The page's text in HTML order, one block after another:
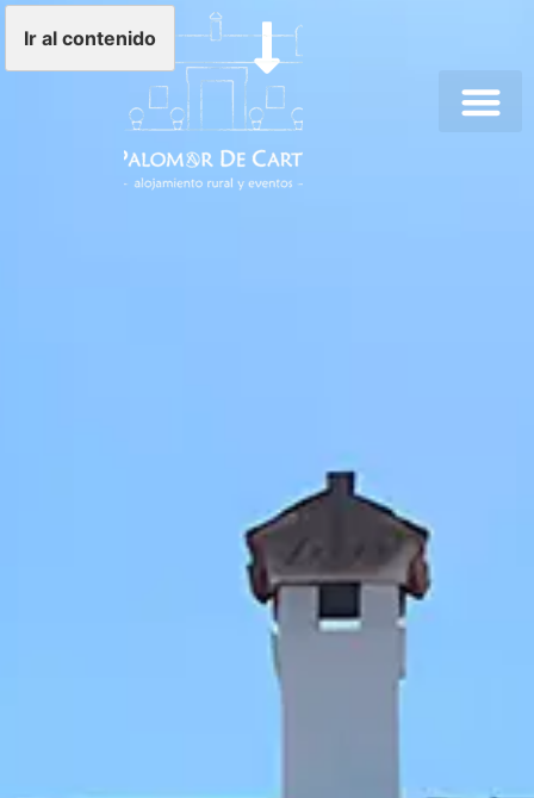
Ir al contenido